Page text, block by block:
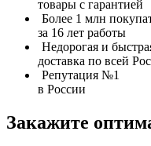
товары с гарантией
Более 1 млн
за 16 лет работы
Недорогая и
доставка по всей
Репутация №1
в России
Закажите